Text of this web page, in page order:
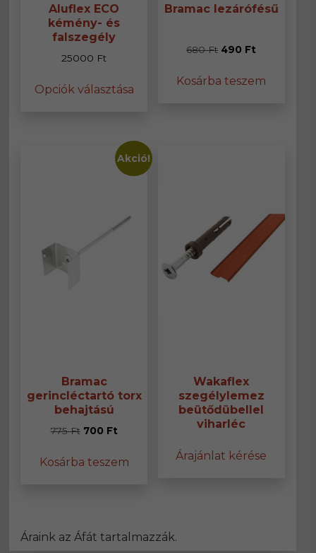
Aluflex ECO
kémény- és
falszegély
25000 Ft
Opciók választásaa
variációja
van.
választhatók
Bramac lezárófésű
680Ft Original
was:
490 Ft
is:
Kosárba teszem
Akció!
Bramac
gerincléctartó torx
behajtású
775Ft Original
was:
700 FtCurrent
is:
Kosárba teszem
Wakaflex
szegélylemez
beütődübellel
viharléc
Árajánlat kérése
Áraink az Áfát tartalmazzák.